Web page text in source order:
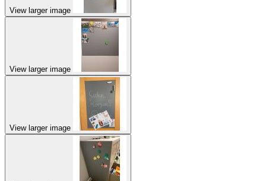
View larger image
View larger image
View larger image